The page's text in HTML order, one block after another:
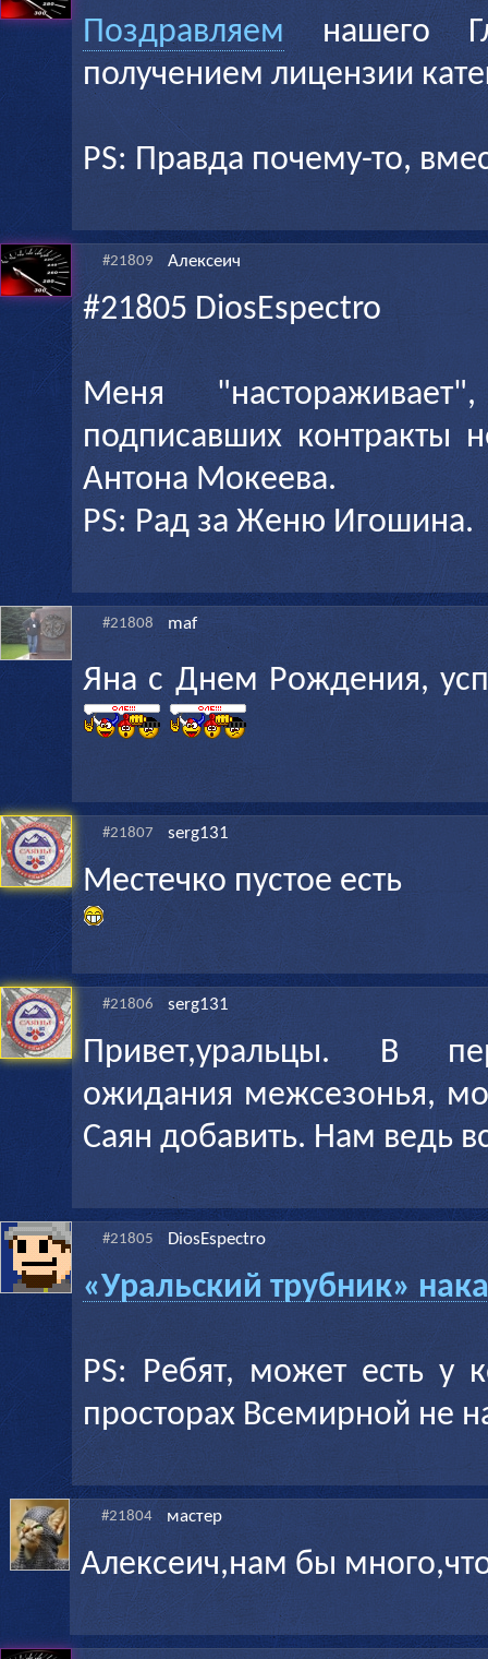
Поздравляем нашего
получением лицензии
PS: Правда почему-то,
#21809 Алексеич
#21805 DiosEspectro
Меня
подписавших контракты
Антона Мокеева.
PS: Рад за Женю Игошина.
#21808 maf
Яна с Днем Рождения,
#21807 serg131
Местечко пустое есть
#21806 serg131
Привет,уральцы. В
ожидания межсезонья,
Саян добавить. Нам ведь
#21805 DiosEspectro
«Уральский трубник»
PS: Ребят, может есть у
просторах Всемирной не
#21804 мастер
Алексеич,нам бы